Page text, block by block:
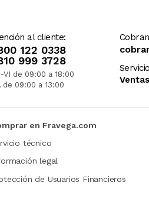
al cliente:
122 0338
999 3728
VI de 09:00 a 18:00
de 09:00 a 13:00
en Fravega.com
técnico
legal
de Usuarios Financieros